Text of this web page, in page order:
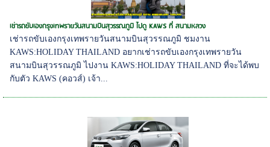
เช่ารถขับเองกรุงเทพรายวันสนามบินสุวรรณภูมิ ไปดู KAWS ที่ สนามหลวง
เช่ารถขับเองกรุงเทพรายวันสนามบินสุวรรณภูมิ ชมงาน
KAWS:HOLIDAY THAILAND อยากเช่ารถขับเองกรุงเทพรายวัน
สนามบินสุวรรณภูมิ ไปงาน KAWS:HOLIDAY THAILAND ที่จะได้พบ
กับตัว KAWS (คอวส์) เจ้า...